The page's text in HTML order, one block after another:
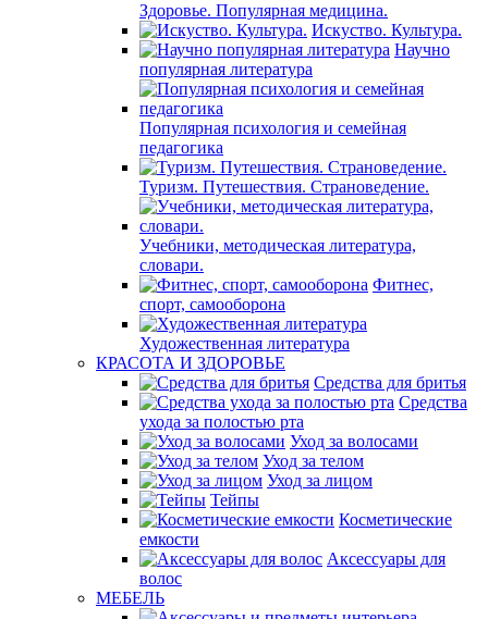
Здоровье. Популярная медицина.
Искуство. Культура.
Научно
популярная литература
Популярная психология и семейная
педагогика
Туризм. Путешествия. Страноведение.
Учебники, методическая литература,
словари.
Фитнес,
спорт, самооборона
Художественная литература
КРАСОТА И ЗДОРОВЬЕ
Средства для бритья
Средства
ухода за полостью рта
Уход за волосами
Уход за телом
Уход за лицом
Тейпы
Косметические
емкости
Аксессуары для
волос
МЕБЕЛЬ